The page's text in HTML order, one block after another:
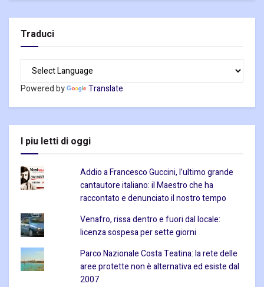
Traduci
Powered by Translate
I piu letti di oggi
Addio a Francesco Guccini, l’ultimo grande
cantautore italiano: il Maestro che ha
raccontato e denunciato il nostro tempo
Venafro, rissa dentro e fuori dal locale:
licenza sospesa per sette giorni
Parco Nazionale Costa Teatina: la rete delle
aree protette non è alternativa ed esiste dal
2007